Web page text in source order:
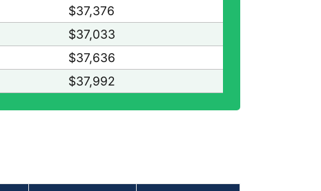
$37,376
$37,033
$37,636
$37,992